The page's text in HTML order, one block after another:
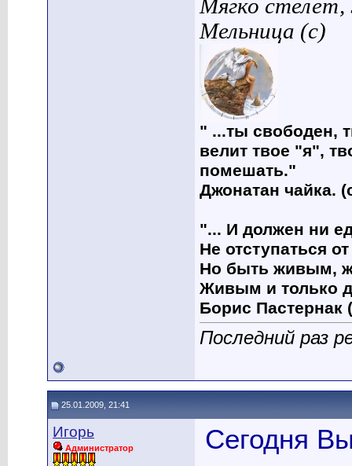
Мягко
Мельница (с)
" ...ты свободен,
велит твое "я",
помешать."
Джонатан чайка.
"... И должен ни
Не отступаться
Но быть живым,
Живым и только
Борис Пастернак
Последний раз
25.01.2009, 21:41
Игорь
Администратор Сегодня